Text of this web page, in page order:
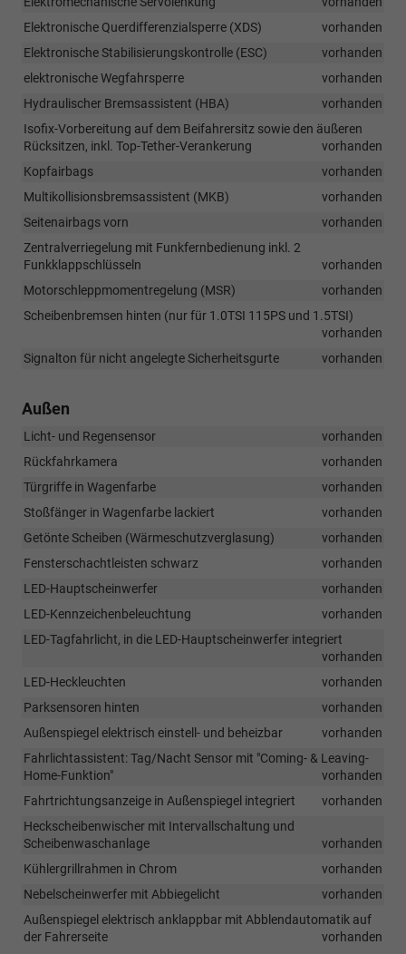
Elektronische Querdifferenzialsperre (XDS)
vorhanden
Elektronische Stabilisierungskontrolle (ESC)
vorhanden
elektronische Wegfahrsperre
vorhanden
Hydraulischer Bremsassistent (HBA)
vorhanden
Isofix-Vorbereitung auf dem Beifahrersitz sowie den äußeren
Rücksitzen, inkl. Top-Tether-Verankerung
vorhanden
Kopfairbags
vorhanden
Multikollisionsbremsassistent (MKB)
vorhanden
Seitenairbags vorn
vorhanden
Zentralverriegelung mit Funkfernbedienung inkl. 2
Funkklappschlüsseln
vorhanden
Motorschleppmomentregelung (MSR)
vorhanden
Scheibenbremsen hinten (nur für 1.0TSI 115PS und 1.5TSI)
vorhanden
Signalton für nicht angelegte Sicherheitsgurte
vorhanden
Außen
Licht- und Regensensor
vorhanden
Rückfahrkamera
vorhanden
Türgriffe in Wagenfarbe
vorhanden
Stoßfänger in Wagenfarbe lackiert
vorhanden
Getönte Scheiben (Wärmeschutzverglasung)
vorhanden
Fensterschachtleisten schwarz
vorhanden
LED-Hauptscheinwerfer
vorhanden
LED-Kennzeichenbeleuchtung
vorhanden
LED-Tagfahrlicht, in die LED-Hauptscheinwerfer integriert
vorhanden
LED-Heckleuchten
vorhanden
Parksensoren hinten
vorhanden
Außenspiegel elektrisch einstell- und beheizbar
vorhanden
Fahrlichtassistent: Tag/Nacht Sensor mit "Coming- & Leaving-
Home-Funktion"
vorhanden
Fahrtrichtungsanzeige in Außenspiegel integriert
vorhanden
Heckscheibenwischer mit Intervallschaltung und
Scheibenwaschanlage
vorhanden
Kühlergrillrahmen in Chrom
vorhanden
Nebelscheinwerfer mit Abbiegelicht
vorhanden
Außenspiegel elektrisch anklappbar mit Abblendautomatik auf
der Fahrerseite
vorhanden